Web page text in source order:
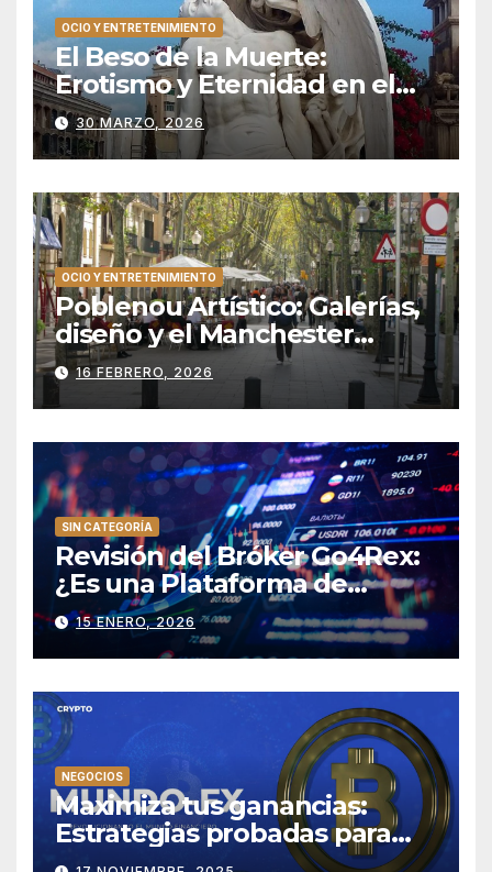
OCIO Y ENTRETENIMIENTO
El Beso de la Muerte:
Erotismo y Eternidad en el
Silencio de Poblenou
30 MARZO, 2026
OCIO Y ENTRETENIMIENTO
Poblenou Artístico: Galerías,
diseño y el Manchester
catalán
16 FEBRERO, 2026
SIN CATEGORÍA
Revisión del Bróker Go4Rex:
¿Es una Plataforma de
Trading Confiable?
15 ENERO, 2026
NEGOCIOS
Maximiza tus ganancias:
Estrategias probadas para
tener éxito en Mundo-fx